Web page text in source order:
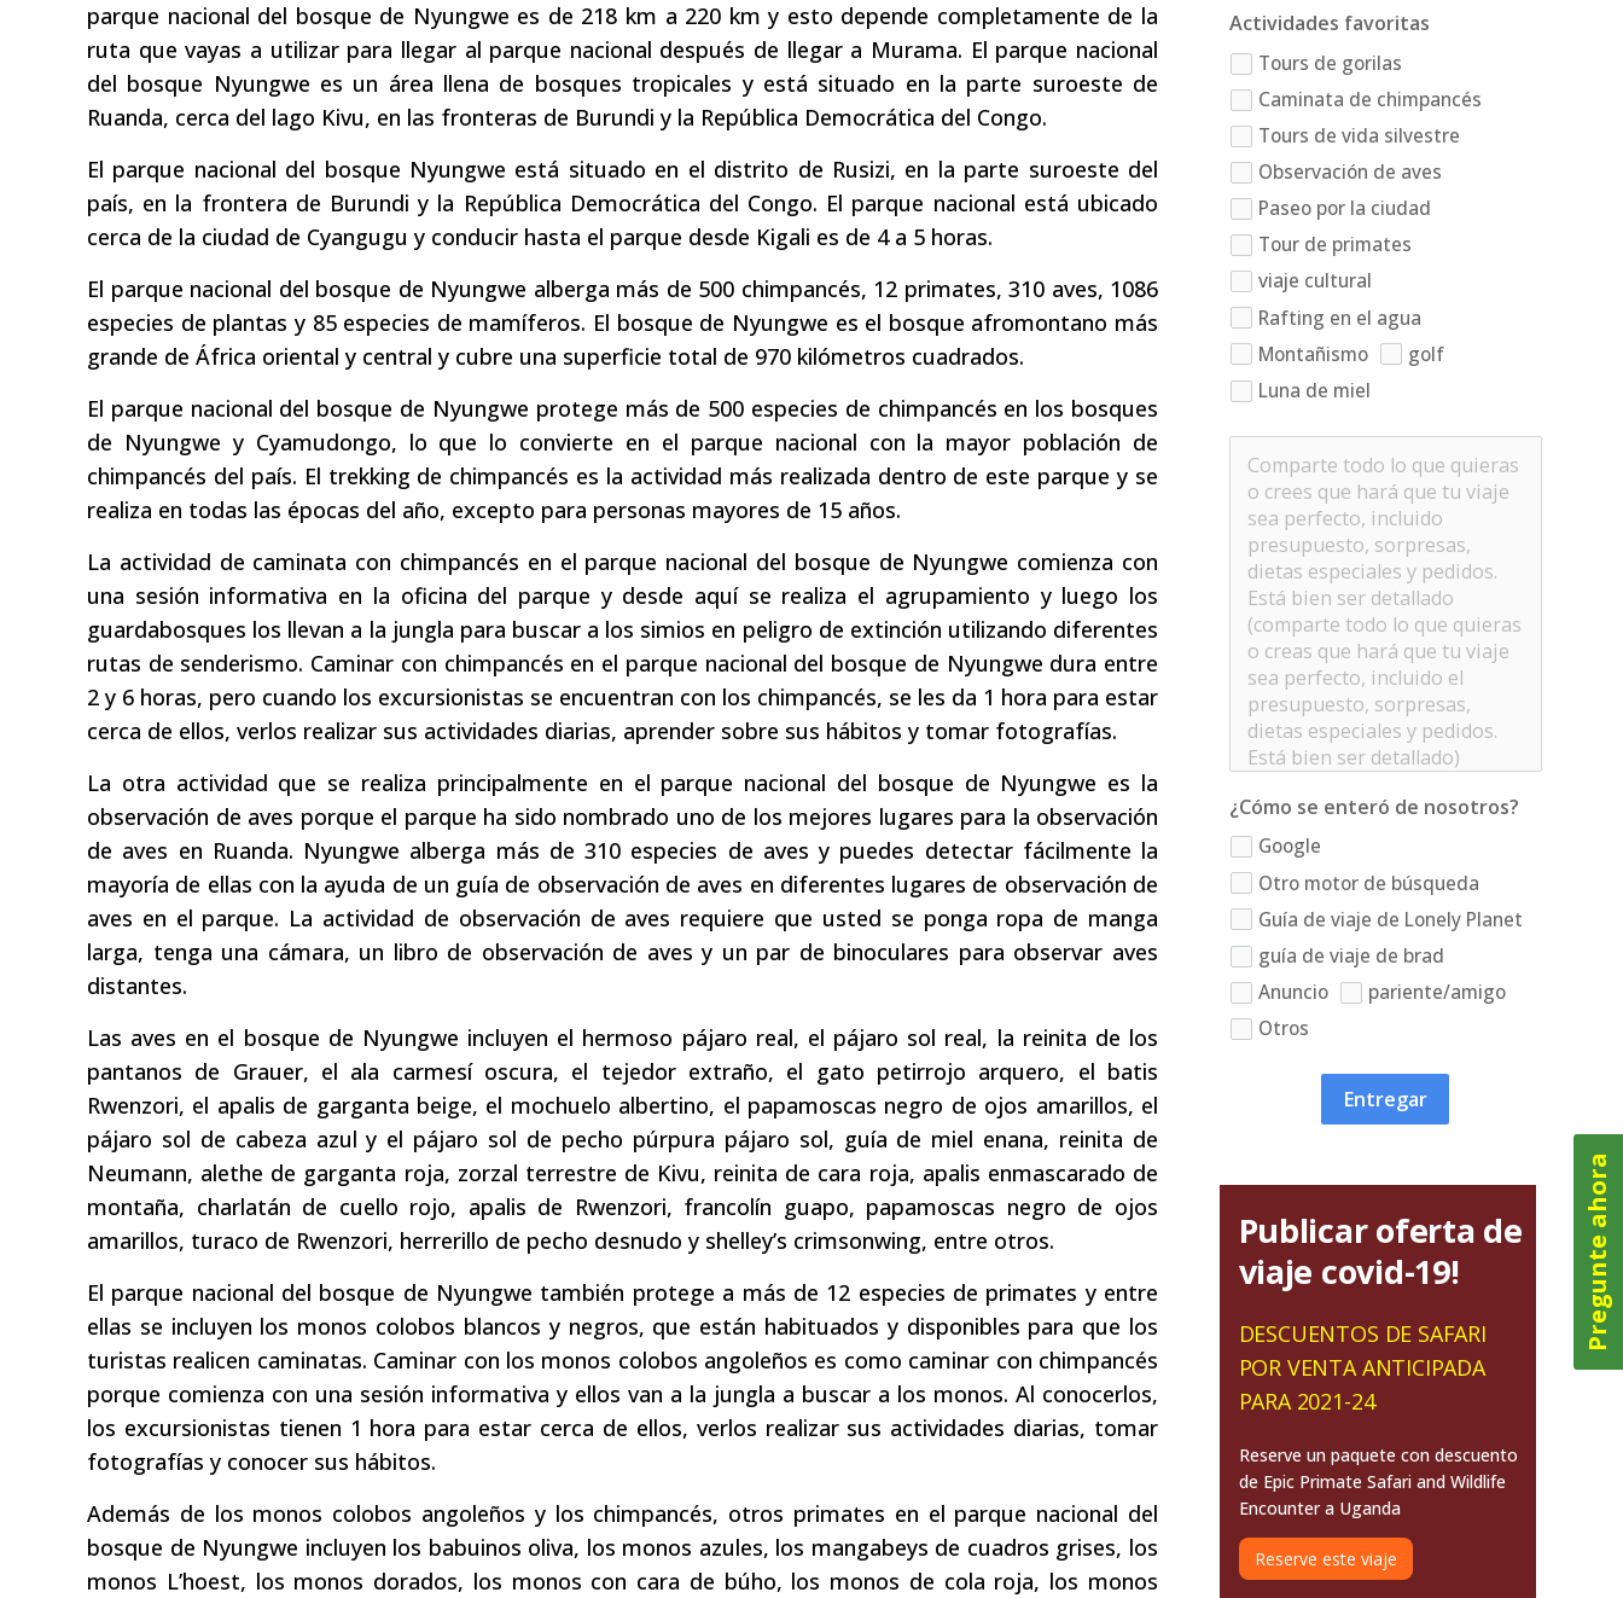
parque nacional del bosque de Nyungwe es de 218 km a 220 km y esto depende completamente de la
ruta que vayas a utilizar para llegar al parque nacional después de llegar a Murama. El parque nacional
del bosque Nyungwe es un área llena de bosques tropicales y está situado en la parte suroeste de
Ruanda, cerca del lago Kivu, en las fronteras de Burundi y la República Democrática del Congo.
El parque nacional del bosque Nyungwe está situado en el distrito de Rusizi, en la parte suroeste del
país, en la frontera de Burundi y la República Democrática del Congo. El parque nacional está ubicado
cerca de la ciudad de Cyangugu y conducir hasta el parque desde Kigali es de 4 a 5 horas.
El parque nacional del bosque de Nyungwe alberga más de 500 chimpancés, 12 primates, 310 aves, 1086
especies de plantas y 85 especies de mamíferos. El bosque de Nyungwe es el bosque afromontano más
grande de África oriental y central y cubre una superficie total de 970 kilómetros cuadrados.
El parque nacional del bosque de Nyungwe protege más de 500 especies de chimpancés en los bosques
de Nyungwe y Cyamudongo, lo que lo convierte en el parque nacional con la mayor población de
chimpancés del país. El trekking de chimpancés es la actividad más realizada dentro de este parque y se
realiza en todas las épocas del año, excepto para personas mayores de 15 años.
La actividad de caminata con chimpancés en el parque nacional del bosque de Nyungwe comienza con
una sesión informativa en la oficina del parque y desde aquí se realiza el agrupamiento y luego los
guardabosques los llevan a la jungla para buscar a los simios en peligro de extinción utilizando diferentes
rutas de senderismo. Caminar con chimpancés en el parque nacional del bosque de Nyungwe dura entre
2 y 6 horas, pero cuando los excursionistas se encuentran con los chimpancés, se les da 1 hora para estar
cerca de ellos, verlos realizar sus actividades diarias, aprender sobre sus hábitos y tomar fotografías.
La otra actividad que se realiza principalmente en el parque nacional del bosque de Nyungwe es la
observación de aves porque el parque ha sido nombrado uno de los mejores lugares para la observación
de aves en Ruanda. Nyungwe alberga más de 310 especies de aves y puedes detectar fácilmente la
mayoría de ellas con la ayuda de un guía de observación de aves en diferentes lugares de observación de
aves en el parque. La actividad de observación de aves requiere que usted se ponga ropa de manga
larga, tenga una cámara, un libro de observación de aves y un par de binoculares para observar aves
distantes.
Las aves en el bosque de Nyungwe incluyen el hermoso pájaro real, el pájaro sol real, la reinita de los
pantanos de Grauer, el ala carmesí oscura, el tejedor extraño, el gato petirrojo arquero, el batis
Rwenzori, el apalis de garganta beige, el mochuelo albertino, el papamoscas negro de ojos amarillos, el
pájaro sol de cabeza azul y el pájaro sol de pecho púrpura pájaro sol, guía de miel enana, reinita de
Neumann, alethe de garganta roja, zorzal terrestre de Kivu, reinita de cara roja, apalis enmascarado de
montaña, charlatán de cuello rojo, apalis de Rwenzori, francolín guapo, papamoscas negro de ojos
amarillos, turaco de Rwenzori, herrerillo de pecho desnudo y shelley’s crimsonwing, entre otros.
El parque nacional del bosque de Nyungwe también protege a más de 12 especies de primates y entre
ellas se incluyen los monos colobos blancos y negros, que están habituados y disponibles para que los
turistas realicen caminatas. Caminar con los monos colobos angoleños es como caminar con chimpancés
porque comienza con una sesión informativa y ellos van a la jungla a buscar a los monos. Al conocerlos,
los excursionistas tienen 1 hora para estar cerca de ellos, verlos realizar sus actividades diarias, tomar
fotografías y conocer sus hábitos.
Además de los monos colobos angoleños y los chimpancés, otros primates en el parque nacional del
bosque de Nyungwe incluyen los babuinos oliva, los monos azules, los mangabeys de cuadros grises, los
monos L’hoest, los monos dorados, los monos con cara de búho, los monos de cola roja, los monos
Actividades favoritas
Tours de gorilas
Caminata de chimpancés
Tours de vida silvestre
Observación de aves
Paseo por la ciudad
Tour de primates
viaje cultural
Rafting en el agua
Montañismo
golf
Luna de miel
¿Cómo se enteró de nosotros?
Google
Otro motor de búsqueda
Guía de viaje de Lonely Planet
guía de viaje de brad
Anuncio
pariente/amigo
Otros
Entregar
Publicar oferta de
viaje covid-19!
DESCUENTOS DE SAFARI
POR VENTA ANTICIPADA
PARA 2021-24
Reserve un paquete con descuento
de Epic Primate Safari and Wildlife
Encounter a Uganda
Reserve este viaje
Pregunte ahora